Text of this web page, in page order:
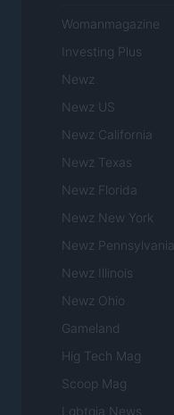
Womanmagazine
Investing Plus
Newz
Newz US
Newz California
Newz Texas
Newz Florida
Newz New York
Newz Pennsylvania
Newz Illinois
Newz Ohio
Gameland
Hig Tech Mag
Scoop Mag
Lgbtqia News